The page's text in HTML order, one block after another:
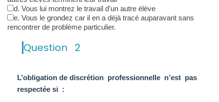
d. Vous lui montrez le travail d'un autre élève
e. Vous le grondez car il en a déjà tracé auparavant sans
rencontrer de problème particulier.
Question 2
L’obligation de discrétion professionnelle n’est pas
respectée si :